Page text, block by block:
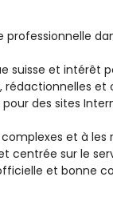
suisse et intérêt
des sites
et à
centrée sur le
et bonne